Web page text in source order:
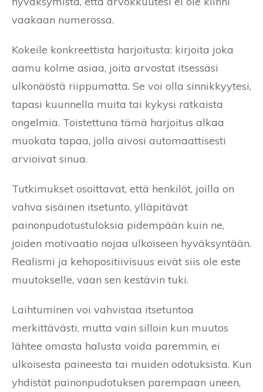
vaakaan numerossa.
Kokeile konkreettista harjoitusta: kirjoita joka
aamu kolme asiaa, joita arvostat itsessäsi
ulkonäöstä riippumatta. Se voi olla sinnikkyytesi,
tapasi kuunnella muita tai kykysi ratkaista
ongelmia. Toistettuna tämä harjoitus alkaa
muokata tapaa, jolla aivosi automaattisesti
arvioivat sinua.
Tutkimukset osoittavat, että henkilöt, joilla on
vahva sisäinen itsetunto, ylläpitävät
painonpudotustuloksia pidempään kuin ne,
joiden motivaatio nojaa ulkoiseen hyväksyntään.
Realismi ja kehopositiivisuus eivät siis ole este
muutokselle, vaan sen kestävin tuki.
Laihtuminen voi vahvistaa itsetuntoa
merkittävästi, mutta vain silloin kun muutos
lähtee omasta halusta voida paremmin, ei
ulkoisesta paineesta tai muiden odotuksista. Kun
yhdistät painonpudotuksen parempaan uneen,